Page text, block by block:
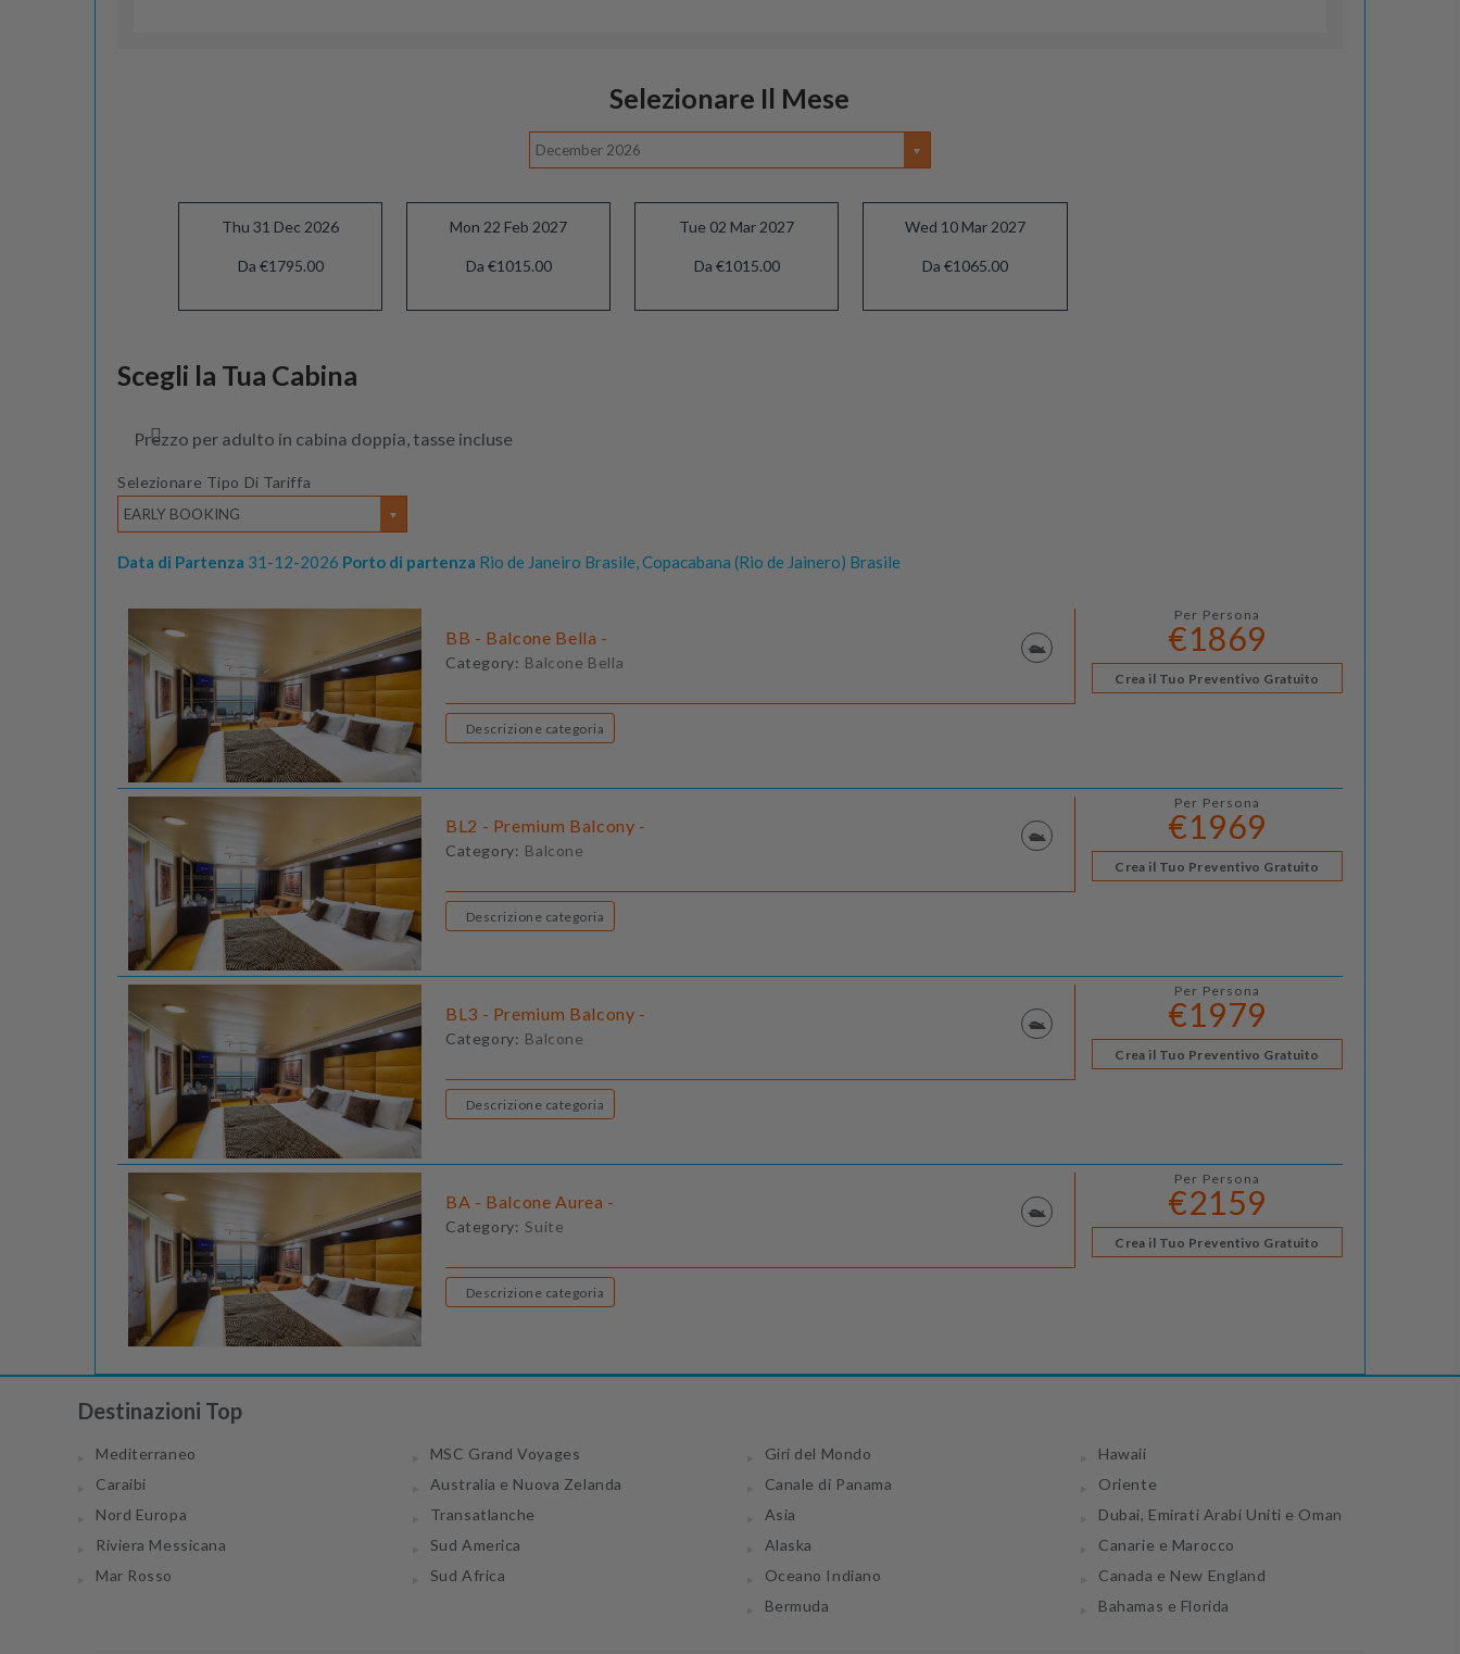
Selezionare Il Mese
December 2026
Thu 31 Dec 2026
Da €1795.00
Mon 22 Feb 2027
Da €1015.00
Tue 02 Mar 2027
Da €1015.00
Wed 10 Mar 2027
Da €1065.00
Scegli la Tua Cabina
Prezzo per adulto in cabina doppia, tasse incluse
Selezionare Tipo Di Tariffa
EARLY BOOKING
Data di Partenza 31-12-2026 Porto di partenza Rio de Janeiro Brasile, Copacabana (Rio de Jainero) Brasile
BB - Balcone Bella -
Category: Balcone Bella
Per Persona
€1869
Crea il Tuo Preventivo Gratuito
Descrizione categoria
BL2 - Premium Balcony -
Category: Balcone
Per Persona
€1969
Crea il Tuo Preventivo Gratuito
Descrizione categoria
BL3 - Premium Balcony -
Category: Balcone
Per Persona
€1979
Crea il Tuo Preventivo Gratuito
Descrizione categoria
BA - Balcone Aurea -
Category: Suite
Per Persona
€2159
Crea il Tuo Preventivo Gratuito
Descrizione categoria
Destinazioni Top
Mediterraneo
Caraibi
Nord Europa
Riviera Messicana
Mar Rosso
MSC Grand Voyages
Australia e Nuova Zelanda
Transatlanche
Sud America
Sud Africa
Giri del Mondo
Canale di Panama
Asia
Alaska
Oceano Indiano
Bermuda
Hawaii
Oriente
Dubai, Emirati Arabi Uniti e Oman
Canarie e Marocco
Canada e New England
Bahamas e Florida